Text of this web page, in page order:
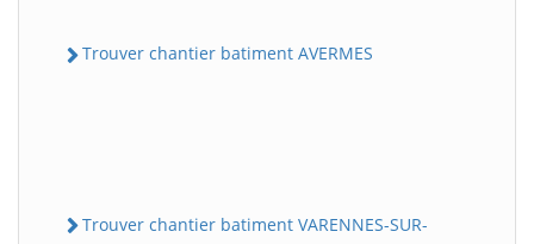
Trouver chantier batiment AVERMES
Trouver chantier batiment VARENNES-SUR-